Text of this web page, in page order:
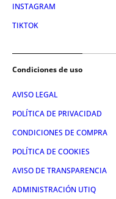
INSTAGRAM
TIKTOK
Condiciones de uso
AVISO LEGAL
POLÍTICA DE PRIVACIDAD
CONDICIONES DE COMPRA
POLÍTICA DE COOKIES
AVISO DE TRANSPARENCIA
ADMINISTRACIÓN UTIQ